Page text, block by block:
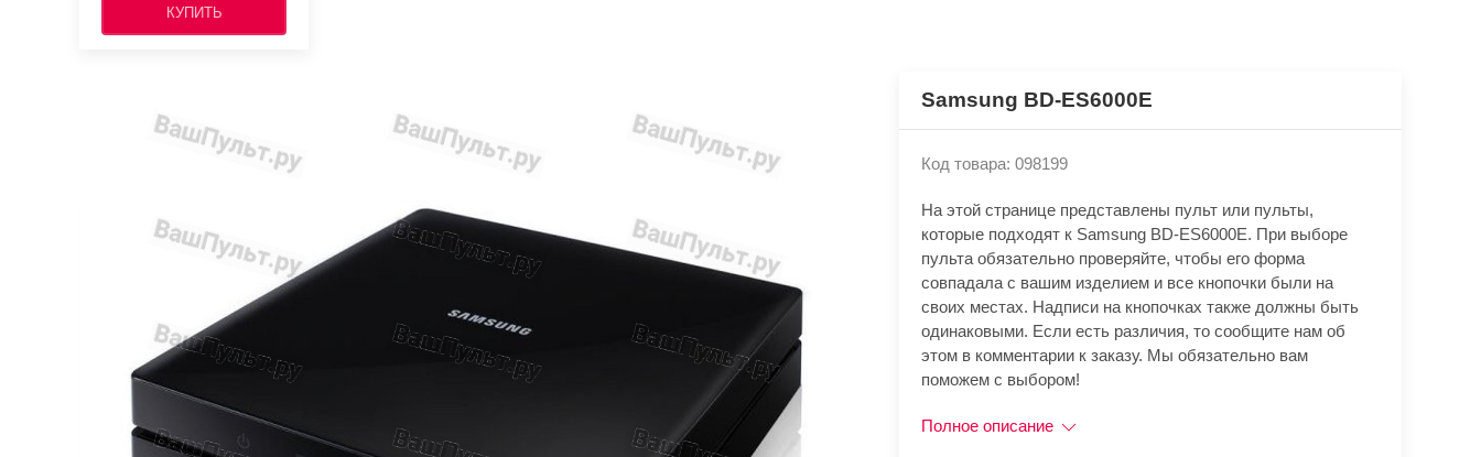
КУПИТЬ
Samsung BD-ES6000E
Код товара: 098199
На этой странице представлены пульт или пульты,
которые подходят к Samsung BD-ES6000E. При выборе
пульта обязательно проверяйте, чтобы его форма
совпадала с вашим изделием и все кнопочки были на
своих местах. Надписи на кнопочках также должны быть
одинаковыми. Если есть различия, то сообщите нам об
этом в комментарии к заказу. Мы обязательно вам
поможем с выбором!
Полное описание